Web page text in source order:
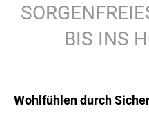
BIS INS
Wohlfühlen durch